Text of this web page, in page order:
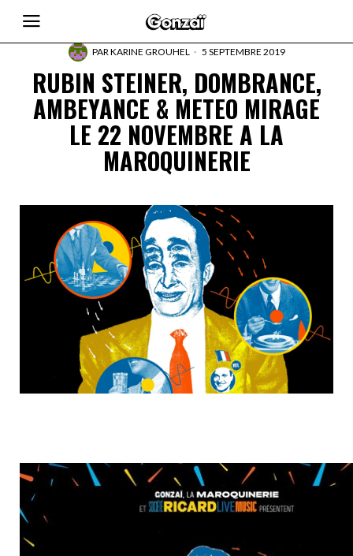
PARKARINE GROUHEL 5 SEPTEMBRE 2019
RUBIN STEINER, DOMBRANCE,
AMBEYANCE & METEO MIRAGE
LE 22 NOVEMBRE A LA
MAROQUINERIE